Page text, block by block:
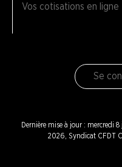
Vos cotisations en ligne
Se
Dernière mise à jour : mercredi
2026, Syndicat CFDT